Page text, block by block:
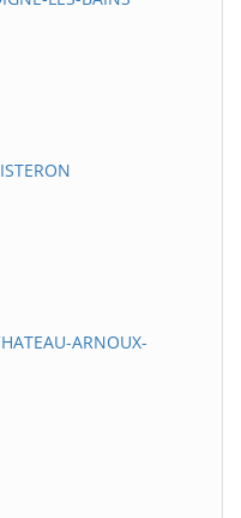
ARNOUX-